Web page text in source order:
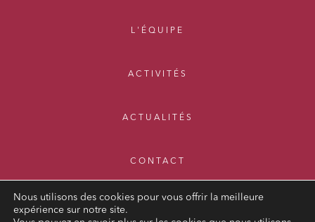
L'ÉQUIPE
ACTIVITÉS
ACTUALITÉS
CONTACT
Nous utilisons des cookies pour vous offrir la meilleure
expérience sur notre site.